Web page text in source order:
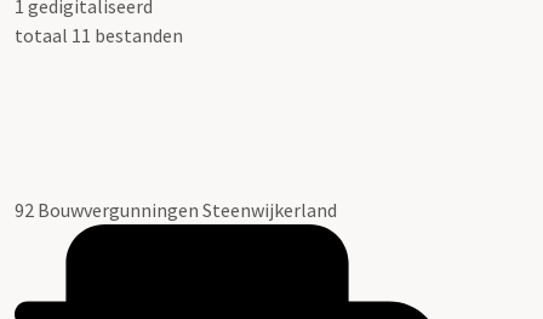
1 gedigitaliseerd
totaal 11 bestanden
92 Bouwvergunningen Steenwijkerland